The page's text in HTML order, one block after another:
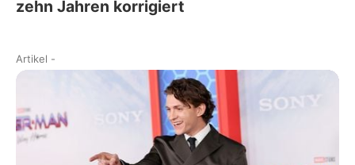
zehn Jahren korrigiert
Artikel -